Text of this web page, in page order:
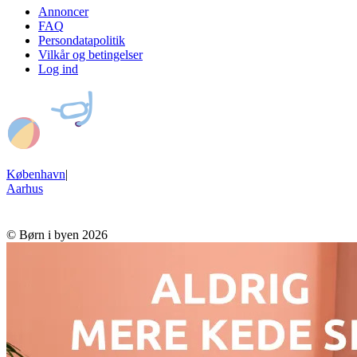
Annoncer
FAQ
Persondatapolitik
Vilkår og betingelser
Log ind
København|
Aarhus
© Børn i byen 2026